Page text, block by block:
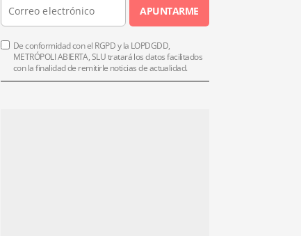
APUNTARME
De conformidad con el RGPD y la LOPDGDD,
METRÓPOLI ABIERTA, SLU tratará los datos facilitados
con la finalidad de remitirle noticias de actualidad.